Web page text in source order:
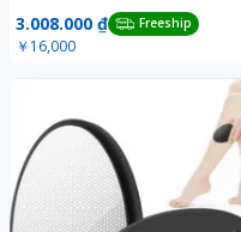
3.008.000 ₫ Freeship
￥16,000